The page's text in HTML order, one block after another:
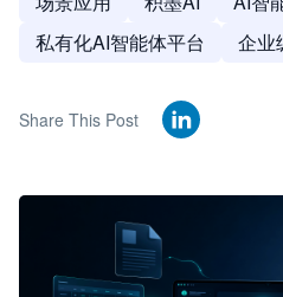
私有化AI智能体平台
企业
Share This Post